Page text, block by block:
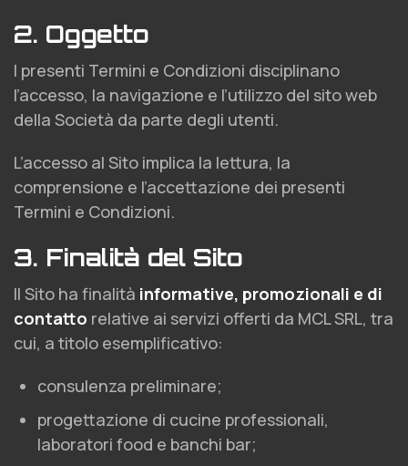
2. Oggetto
I presenti Termini e Condizioni disciplinano
l’accesso, la navigazione e l’utilizzo del sito web
della Società da parte degli utenti.
L’accesso al Sito implica la lettura, la
comprensione e l’accettazione dei presenti
Termini e Condizioni.
3. Finalità del Sito
Il Sito ha finalità informative, promozionali e di
contatto relative ai servizi offerti da MCL SRL, tra
cui, a titolo esemplificativo:
consulenza preliminare;
progettazione di cucine professionali,
laboratori food e banchi bar;